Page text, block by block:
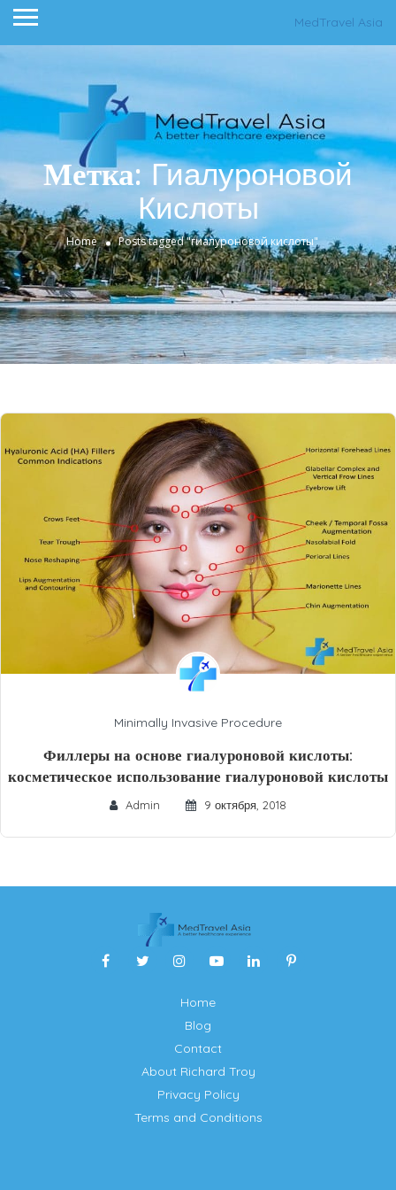
MedTravel Asia
Метка:Гиалуроновой
Кислоты
Home Posts tagged "гиалуроновой кислоты"
Minimally Invasive Procedure
Филлеры на основе гиалуроновой кислоты:
косметическое использование гиалуроновой кислоты
Admin 9 октября, 2018
Home
Blog
Contact
About Richard Troy
Privacy Policy
Terms and Conditions